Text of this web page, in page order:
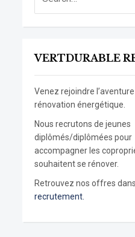
VERTDURABLE
Venez rejoindre
rénovation énergétique.
Nous recrutons de jeunes
diplômés/diplômées pour
accompagner les
souhaitent se rénover.
Retrouvez nos offres
recrutement.